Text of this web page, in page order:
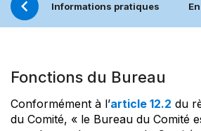
Informations pratiques
Fonctions du Bureau
Conformément à l’article 12.2 du
du Comité, « le Bureau du Comité